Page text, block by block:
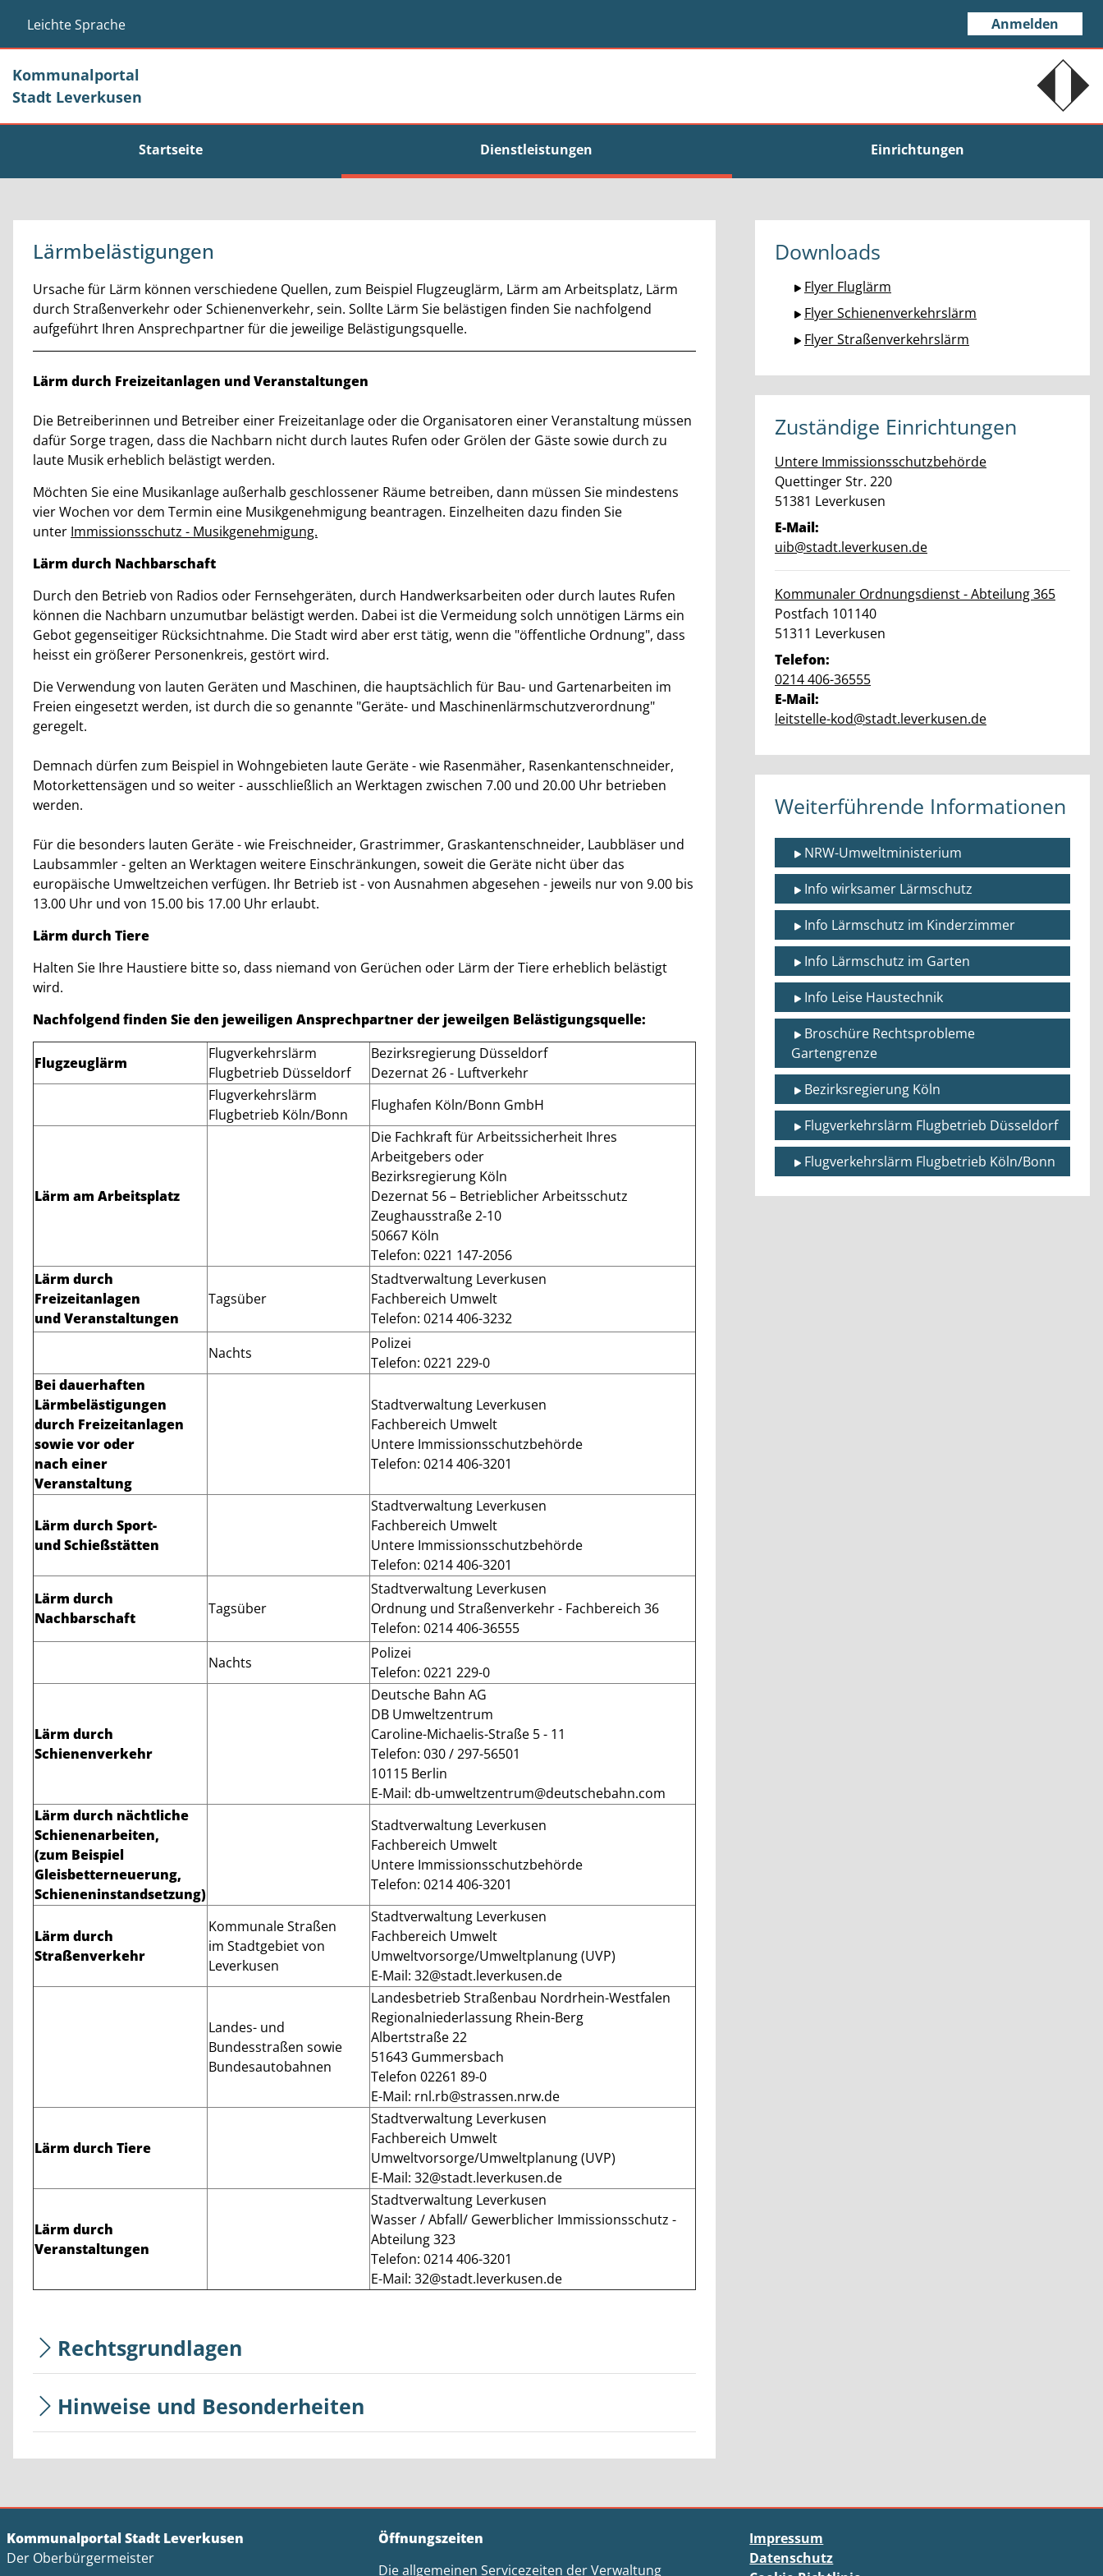
Zum Hauptinhalt springen
Leichte Sprache
Anmelden
Kommunalportal
Stadt Leverkusen
Startseite Dienstleistungen Einrichtungen
Lärmbelästigungen
Kurzbeschreibung
Ursache für Lärm können verschiedene Quellen, zum Beispiel Flugzeuglärm, Lärm am Arbeitsplatz, Lärm
durch Straßenverkehr oder Schienenverkehr, sein. Sollte Lärm Sie belästigen finden Sie nachfolgend
aufgeführt Ihren Ansprechpartner für die jeweilige Belästigungsquelle.
Beschreibung
Lärm durch Freizeitanlagen und Veranstaltungen
Die Betreiberinnen und Betreiber einer Freizeitanlage oder die Organisatoren einer Veranstaltung müssen
dafür Sorge tragen, dass die Nachbarn nicht durch lautes Rufen oder Grölen der Gäste sowie durch zu
laute Musik erheblich belästigt werden.
Möchten Sie eine Musikanlage außerhalb geschlossener Räume betreiben, dann müssen Sie mindestens
vier Wochen vor dem Termin eine Musikgenehmigung beantragen. Einzelheiten dazu finden Sie
unter Immissionsschutz - Musikgenehmigung.
Lärm durch Nachbarschaft
Durch den Betrieb von Radios oder Fernsehgeräten, durch Handwerksarbeiten oder durch lautes Rufen
können die Nachbarn unzumutbar belästigt werden. Dabei ist die Vermeidung solch unnötigen Lärms ein
Gebot gegenseitiger Rücksichtnahme. Die Stadt wird aber erst tätig, wenn die "öffentliche Ordnung", dass
heisst ein größerer Personenkreis, gestört wird.
Die Verwendung von lauten Geräten und Maschinen, die hauptsächlich für Bau- und Gartenarbeiten im
Freien eingesetzt werden, ist durch die so genannte "Geräte- und Maschinenlärmschutzverordnung"
geregelt.
Demnach dürfen zum Beispiel in Wohngebieten laute Geräte - wie Rasenmäher, Rasenkantenschneider,
Motorkettensägen und so weiter - ausschließlich an Werktagen zwischen 7.00 und 20.00 Uhr betrieben
werden.
Für die besonders lauten Geräte - wie Freischneider, Grastrimmer, Graskantenschneider, Laubbläser und
Laubsammler - gelten an Werktagen weitere Einschränkungen, soweit die Geräte nicht über das
europäische Umweltzeichen verfügen. Ihr Betrieb ist - von Ausnahmen abgesehen - jeweils nur von 9.00 bis
13.00 Uhr und von 15.00 bis 17.00 Uhr erlaubt.
Lärm durch Tiere
Halten Sie Ihre Haustiere bitte so, dass niemand von Gerüchen oder Lärm der Tiere erheblich belästigt
wird.
Nachfolgend finden Sie den jeweiligen Ansprechpartner der jeweilgen Belästigungsquelle:
Flugzeuglärm
Flugverkehrslärm
Flugbetrieb Düsseldorf
Bezirksregierung Düsseldorf
Dezernat 26 - Luftverkehr
Flugverkehrslärm
Flugbetrieb Köln/Bonn
Flughafen Köln/Bonn GmbH
Lärm am Arbeitsplatz
Die Fachkraft für Arbeitssicherheit Ihres
Arbeitgebers oder
Bezirksregierung Köln
Dezernat 56 – Betrieblicher Arbeitsschutz
Zeughausstraße 2-10
50667 Köln
Telefon: 0221 147-2056
Lärm durch
Freizeitanlagen
und Veranstaltungen
Tagsüber
Stadtverwaltung Leverkusen
Fachbereich Umwelt
Telefon: 0214 406-3232
Nachts
Polizei
Telefon: 0221 229-0
Bei dauerhaften
Lärmbelästigungen
durch Freizeitanlagen
sowie vor oder
nach einer
Veranstaltung
Stadtverwaltung Leverkusen
Fachbereich Umwelt
Untere Immissionsschutzbehörde
Telefon: 0214 406-3201
Lärm durch Sport-
und Schießstätten
Stadtverwaltung Leverkusen
Fachbereich Umwelt
Untere Immissionsschutzbehörde
Telefon: 0214 406-3201
Lärm durch
Nachbarschaft
Tagsüber
Stadtverwaltung Leverkusen
Ordnung und Straßenverkehr - Fachbereich 36
Telefon: 0214 406-36555
Nachts
Polizei
Telefon: 0221 229-0
Lärm durch
Schienenverkehr
Deutsche Bahn AG
DB Umweltzentrum
Caroline-Michaelis-Straße 5 - 11
Telefon: 030 / 297-56501
10115 Berlin
E-Mail: db-umweltzentrum@deutschebahn.com
Lärm durch nächtliche
Schienenarbeiten,
(zum Beispiel
Gleisbetterneuerung,
Schieneninstandsetzung)
Stadtverwaltung Leverkusen
Fachbereich Umwelt
Untere Immissionsschutzbehörde
Telefon: 0214 406-3201
Lärm durch
Straßenverkehr
Kommunale Straßen
im Stadtgebiet von
Leverkusen
Stadtverwaltung Leverkusen
Fachbereich Umwelt
Umweltvorsorge/Umweltplanung (UVP)
E-Mail: 32@stadt.leverkusen.de
Landes- und
Bundesstraßen sowie
Bundesautobahnen
Landesbetrieb Straßenbau Nordrhein-Westfalen
Regionalniederlassung Rhein-Berg
Albertstraße 22
51643 Gummersbach
Telefon 02261 89-0
E-Mail: rnl.rb@strassen.nrw.de
Lärm durch Tiere
Stadtverwaltung Leverkusen
Fachbereich Umwelt
Umweltvorsorge/Umweltplanung (UVP)
E-Mail: 32@stadt.leverkusen.de
Lärm durch
Veranstaltungen
Stadtverwaltung Leverkusen
Wasser / Abfall/ Gewerblicher Immissionsschutz -
Abteilung 323
Telefon: 0214 406-3201
E-Mail: 32@stadt.leverkusen.de
Rechtsgrundlagen
Hinweise und Besonderheiten
Downloads
Flyer Fluglärm
Flyer Schienenverkehrslärm
Flyer Straßenverkehrslärm
Zuständige Einrichtungen
Untere Immissionsschutzbehörde
Straße:
Quettinger Str. Hausnummer:
220
PLZ:
51381 Ort:
Leverkusen
E-Mail:
uib@stadt.leverkusen.de
Kommunaler Ordnungsdienst - Abteilung 365
Straße:
Postfach Hausnummer:
101140
PLZ:
51311 Ort:
Leverkusen
Telefon:
0214 406-36555
E-Mail:
leitstelle-kod@stadt.leverkusen.de
Weiterführende Informationen
NRW-Umweltministerium
Info wirksamer Lärmschutz
Info Lärmschutz im Kinderzimmer
Info Lärmschutz im Garten
Info Leise Haustechnik
Broschüre Rechtsprobleme
Gartengrenze
Bezirksregierung Köln
Flugverkehrslärm Flugbetrieb Düsseldorf
Flugverkehrslärm Flugbetrieb Köln/Bonn
Kommunalportal Stadt Leverkusen
Der Oberbürgermeister
Öffnungszeiten
Die allgemeinen Servicezeiten der Verwaltung
Impressum
Datenschutz